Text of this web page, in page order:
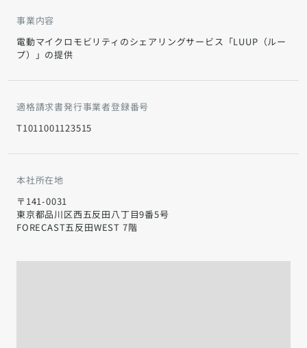
事業内容
電動マイクロモビリティのシェアリングサービス「LUUP（ルー
プ）」の提供
適格請求書発行事業者登録番号
T1011001123515
本社所在地
〒141-0031
東京都品川区西五反田八丁目9番5号
FORECAST五反田WEST 7階